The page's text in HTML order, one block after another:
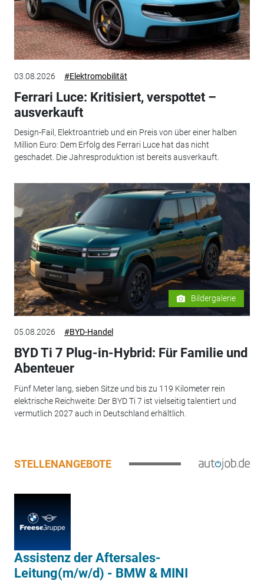
03.08.2026 #Elektromobilität
Ferrari Luce: Kritisiert, verspottet –
ausverkauft
Design-Fail, Elektroantrieb und ein Preis von über einer halben
Million Euro: Dem Erfolg des Ferrari Luce hat das nicht
geschadet. Die Jahresproduktion ist bereits ausverkauft.
Bildergalerie
05.08.2026 #BYD-Handel
BYD Ti 7 Plug-in-Hybrid: Für Familie und
Abenteuer
Fünf Meter lang, sieben Sitze und bis zu 119 Kilometer rein
elektrische Reichweite: Der BYD Ti 7 ist vielseitig talentiert und
vermutlich 2027 auch in Deutschland erhältlich.
STELLENANGEBOTE
Assistenz der Aftersales-
Leitung(m/w/d) - BMW & MINI